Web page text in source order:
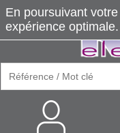
En poursuivant
expérience